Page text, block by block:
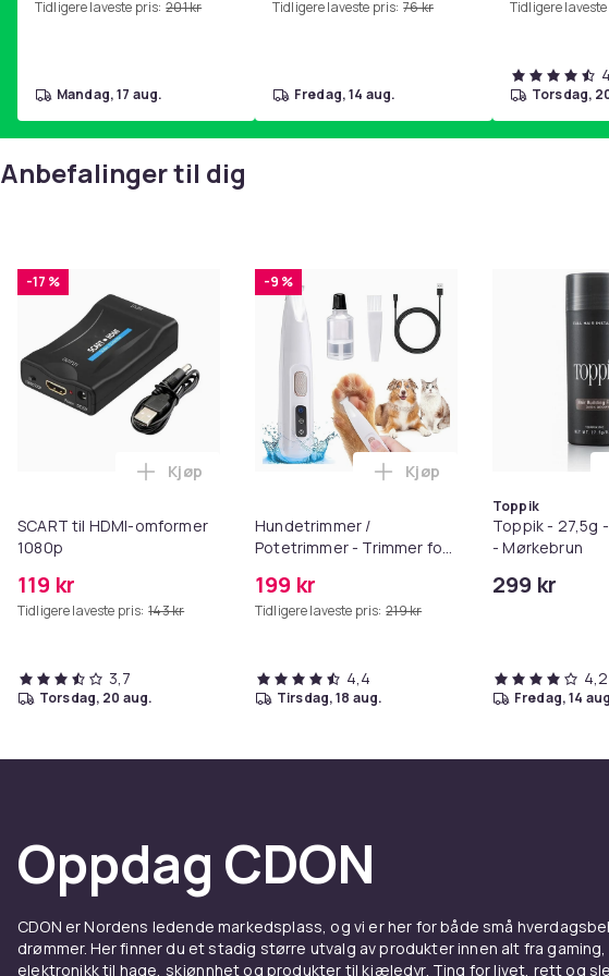
hjemmegymnastikk Pink
Tidligere laveste pris: 201 kr
mandag, 17 aug.
Tidligere laveste pris: 76 kr
fredag, 14 aug.
Tidligere
torsdag,
Anbefalinger til dig
-17 %
SCART til HDMI-omformer
1080p
119 kr
Tidligere laveste pris: 143 kr
Legg SCART til HDMI-omformer 1080p i handlekurven
Kjøp
3,7
torsdag, 20 aug.
-9 %
Hundetrimmer /
Potetrimmer - Trimmer for
199 kr
Tidligere laveste pris: 219 kr
Legg Hundetrimmer /
Kjøp
4,4
tirsdag, 18 aug.
Toppik
Toppik - 27,5g
- Mørkebrun
299 kr
4,2
fredag, 14
Oppdag CDON
CDON er Nordens ledende markedsplass, og vi er her for både små
drømmer. Her finner du et stadig større utvalg av produkter innen alt fra
elektronikk til hage, skjønnhet og produkter til kjæledyr. Ting for livet, rett og